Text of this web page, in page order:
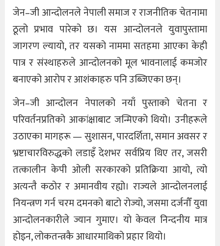
जेन–जी आन्दोलनले नेपाली समाज र राजनीतिक चेतनामा
ठूलो प्रभाव पारेको छ। यस आन्दोलनले युवापुस्तामा
जागरण ल्यायो, तर यसको नाममा सतहमा आएका केही
पात्र र संस्थाहरुले आन्दोलनको मूल भावनालाई कमजोर
बनाएको आरोप र आशंकाहरु पनि उब्जिएका छन्।
जेन–जी आन्दोलन नेपालको नयाँ पुस्ताको चेतना र
परिवर्तनप्रतिको आकांक्षाबाट जन्मिएको थियो। उनीहरूले
उठाएका मागहरू — सुशासन, पारदर्शिता, समान अवसर र
भ्रष्टाचारविरुद्धको लडाइँ देशभर सर्वप्रिय थिए तर, जसरी
तत्कालीन केपी ओली सरकारको प्रतिक्रिया आयो, त्यो
अत्यन्तै कठोर र अमानवीय रह्यो। राज्यले आन्दोलनलाई
नियन्त्रण गर्न चरम दमनको बाटो रोज्यो, जसमा दर्जनौँ युवा
आन्दोलनकारीले ज्यान गुमाए। यो केवल निन्दनीय मात्र
होइन, लोकतन्त्रकै आधारमाथिको प्रहार थियो।